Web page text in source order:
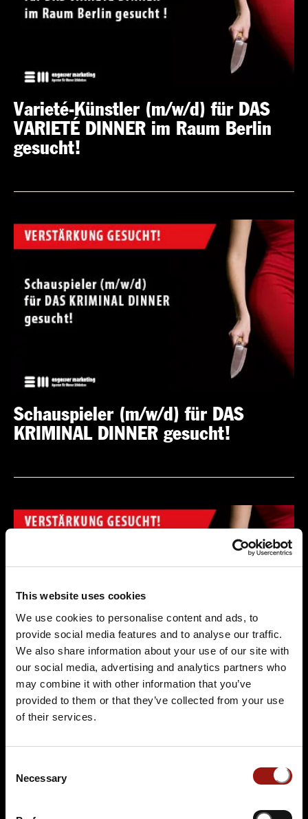
This website uses cookies
We use cookies to personalise content and ads, to
provide social media features and to analyse our traffic.
We also share information about your use of our site with
our social media, advertising and analytics partners who
may combine it with other information that you’ve
provided to them or that they’ve collected from your use
of their services.
Selection
Necessary
Varieté-Künstler (m/w/d) für DAS
VARIETÉ DINNER im Raum Berlin
gesucht!
Schauspieler (m/w/d) für DAS
KRIMINAL DINNER gesucht!
Musical-Darsteller / Tänzer (m/w/d)
für DAS BURLESQUE DINNER